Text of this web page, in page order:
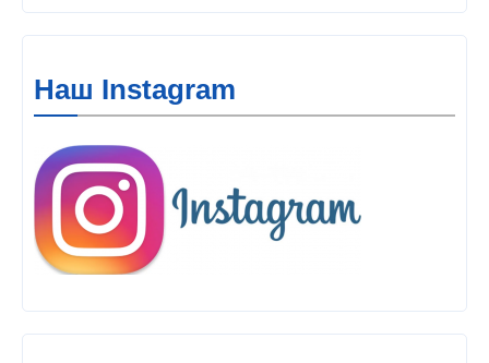
Наш Instagram